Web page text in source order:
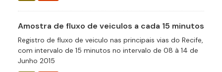
Amostra de fluxo de veiculos a cada 15 minutos
Registro de fluxo de veiculo nas principais vias do Recife,
com intervalo de 15 minutos no intervalo de 08 à 14 de
Junho 2015